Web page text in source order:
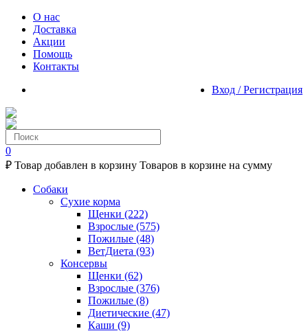
О нас
Доставка
Акции
Помощь
Контакты
Вход / Регистрация
0
₽ Товар добавлен в корзину Товаров в корзине на сумму
Собаки
Сухие корма
Щенки (222)
Взрослые (575)
Пожилые (48)
ВетДиета (93)
Консервы
Щенки (62)
Взрослые (376)
Пожилые (8)
Диетические (47)
Каши (9)